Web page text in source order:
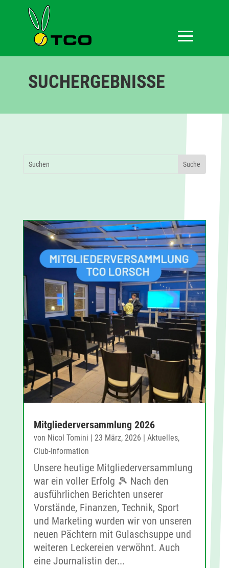
SUCHERGEBNISSE
Mitgliederversammlung 2026
von Nicol Tomini 23 März, 2026 Aktuelles,
Club-Information
Unsere heutige Mitgliederversammlung
war ein voller Erfolg 🎾 Nach den
ausführlichen Berichten unserer
Vorstände, Finanzen, Technik, Sport
und Marketing wurden wir von unseren
neuen Pächtern mit Gulaschsuppe und
weiteren Leckereien verwöhnt. Auch
eine Journalistin der...